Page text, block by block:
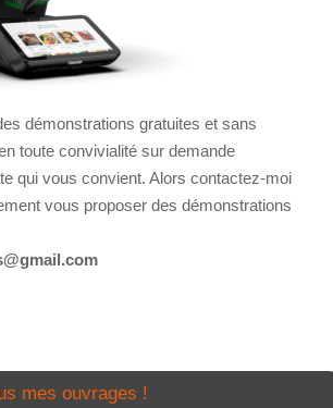
démonstrations gratuites et sans
toute convivialité sur demande
qui vous convient. Alors contactez-moi
vous proposer des démonstrations
mes ouvrages !